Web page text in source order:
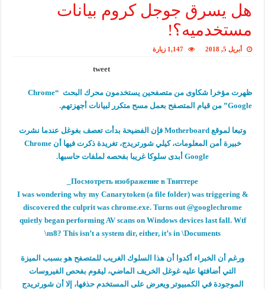
هل يسرق جوجل كروم بيانات
مستخدميه؟!
أبريل 5, 2018 1,147 زيارة
tweet
ظهرت مؤخرا شكاوى من متصفحين يستخدمون محرك البحث “Chrome
Google” من قيام المتصفح بعمل مسح متكرر لبيانات أجهزتهم.
وتبعا لموقع Motherboard فإن الفضيحة بدأت تعصف بغوغل عندما نشرت
خبيرة أمن المعلومات، كيلي شورتريدج، تغريدة ذكرت فيها أن Chrome
Google أبدى سلوكا غريبا بفحصه لملفات حاسبها.
Посмотреть изображение в Твиттере
I was wondering why my Canarytoken (a file folder) was triggering &
discovered the culprit was chrome.exe. Turns out @googlechrome
quietly began performing AV scans on Windows devices last fall. Wtf
m8? This isn’t a system dir, either, it’s in \Documents\
ورغم أن الخبراء أكدوا أن هذا السلوك الغريب للمتصفح هو بسبب الميزة
التي أضافتها عليه غوغل الخريف الماضي، ليقوم بفحص الفيروسات
الموجودة في الكمبيوتر ويعرض على المستخدم حذفها، إلا أن شورتريدج